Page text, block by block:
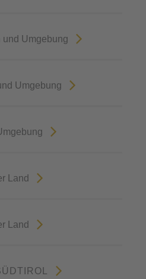
Umgebung
Umgebung
Land
Land